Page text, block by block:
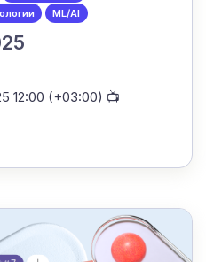
ML/AI
12:00 (+03:00) 📺